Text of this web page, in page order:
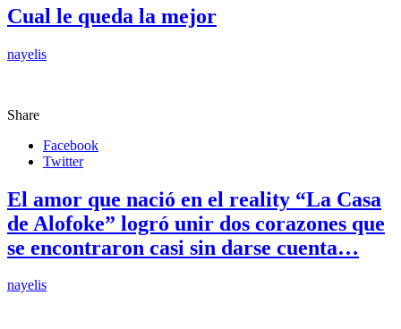
Cual le queda la mejor
nayelis
Share
Facebook
Twitter
El amor que nació en el reality “La Casa
de Alofoke” logró unir dos corazones que
se encontraron casi sin darse cuenta…
nayelis